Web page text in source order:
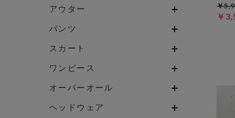
アウター
パンツ
スカート
ワンピース
オーバーオール
ヘッドウェア
￥
￥